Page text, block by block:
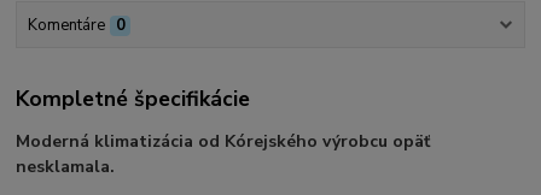
Komentáre 0
Kompletné špecifikácie
Moderná klimatizácia od Kórejského výrobcu opäť
nesklamala.